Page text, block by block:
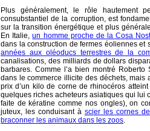
Plus généralement, le rôle hautement
consubstantiel de la corruption, est
sur la transition énergétique et plus
En Italie,un homme proche de la Cosa
dans la construction de fermes éoliennes et
années aux oléoducs terrestres de la
canalisations, des milliards de dollars
barbares. Comme l’a bien montré
dans le commerce illicite des déchets, mais
prix d’un kilo de corne de rhinocéros
quelques riches acheteurs asiatiques qui lui
faite de kératine comme nos ongles), on
juteux, les conduisant à scier les cornes
braconner les animaux dans les zoos.